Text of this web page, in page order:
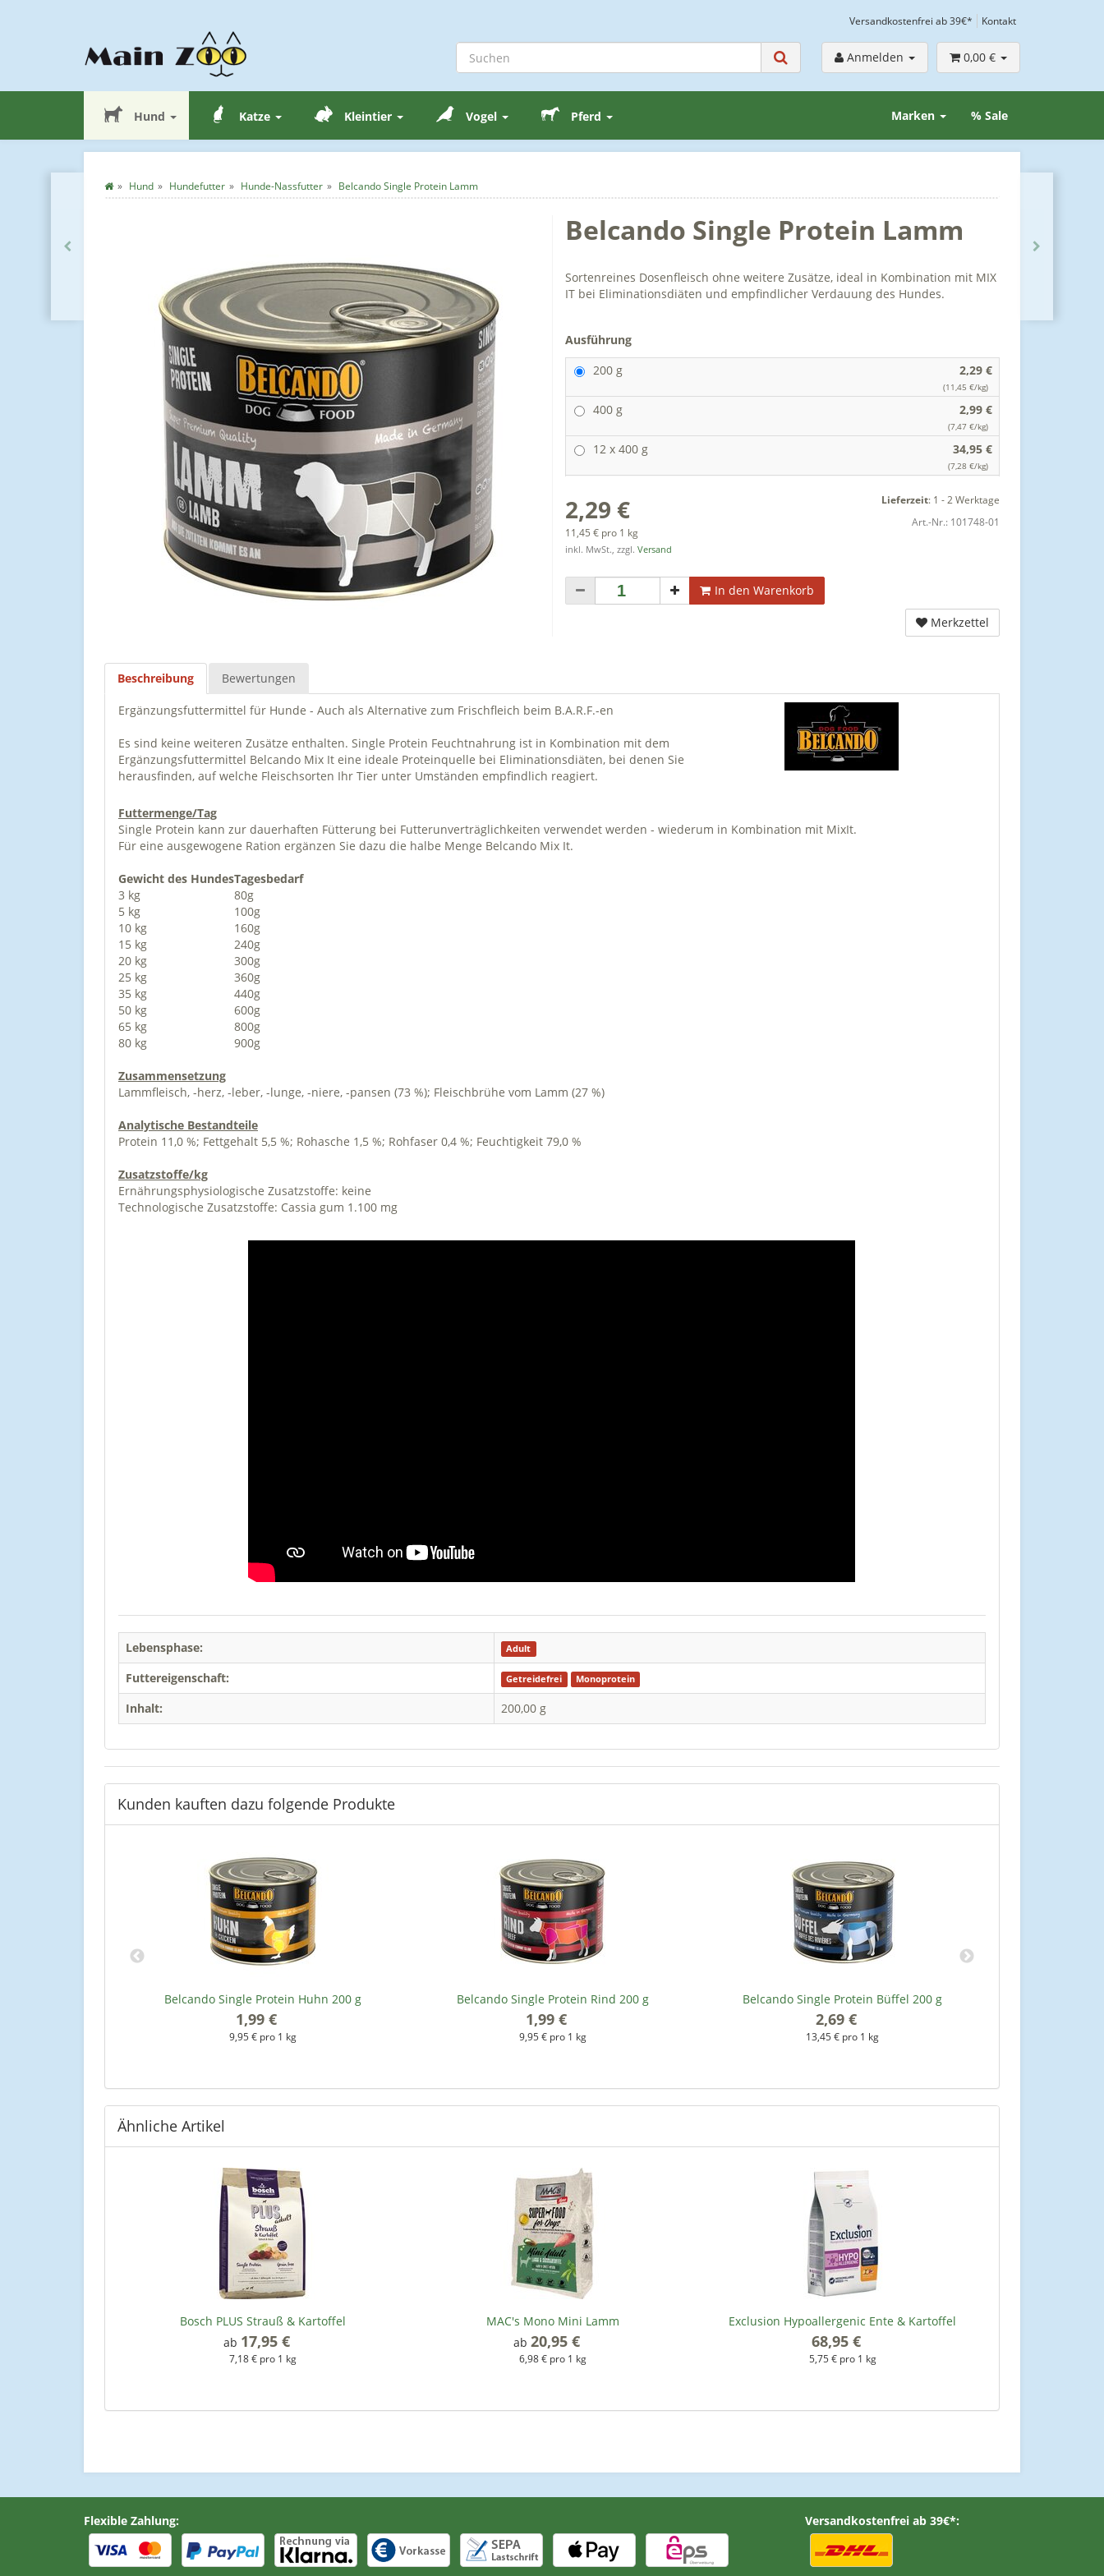
Versandkostenfrei ab 39€* Kontakt
Anmelden 0,00 €
Hund Katze Kleintier Vogel Pferd % Sale
Marken
Hund Hundefutter Hunde-Nassfutter Belcando Single Protein Lamm
Belcando Single Protein Lamm
Sortenreines Dosenfleisch ohne weitere Zusätze, ideal in Kombination mit MIX
IT bei Eliminationsdiäten und empfindlicher Verdauung des Hundes.
Ausführung
200 g
2,29 €
(11,45 €/kg)
400 g 2,99 €
(7,47 €/kg)
12 x 400 g 34,95 €
(7,28 €/kg)
2,29 €
11,45 € pro 1 kg
inkl. MwSt., zzgl. Versand
Lieferzeit: 1 - 2 Werktage
Art.-Nr.: 101748-01
In den Warenkorb
Merkzettel
Beschreibung Bewertungen
Ergänzungsfuttermittel für Hunde - Auch als Alternative zum Frischfleich beim B.A.R.F.-en
Es sind keine weiteren Zusätze enthalten. Single Protein Feuchtnahrung ist in Kombination mit dem
Ergänzungsfuttermittel Belcando Mix It eine ideale Proteinquelle bei Eliminationsdiäten, bei denen Sie
herausfinden, auf welche Fleischsorten Ihr Tier unter Umständen empfindlich reagiert.
Futtermenge/Tag
Single Protein kann zur dauerhaften Fütterung bei Futterunverträglichkeiten verwendet werden - wiederum in Kombination mit MixIt.
Für eine ausgewogene Ration ergänzen Sie dazu die halbe Menge Belcando Mix It.
Gewicht des HundesTagesbedarf
3 kg
80g
5 kg
100g
10 kg
160g
15 kg
240g
20 kg
300g
25 kg
360g
35 kg
440g
50 kg
600g
65 kg
800g
80 kg
900g
Zusammensetzung
Lammfleisch, -herz, -leber, -lunge, -niere, -pansen (73 %); Fleischbrühe vom Lamm (27 %)
Analytische Bestandteile
Protein 11,0 %; Fettgehalt 5,5 %; Rohasche 1,5 %; Rohfaser 0,4 %; Feuchtigkeit 79,0 %
Zusatzstoffe/kg
Ernährungsphysiologische Zusatzstoffe: keine
Technologische Zusatzstoffe: Cassia gum 1.100 mg
Lebensphase: Adult
Futtereigenschaft: Getreidefrei Monoprotein
Inhalt: 200,00 g
Kunden kauften dazu folgende Produkte
Belcando Single Protein Huhn 200 g
1,99 €
9,95 € pro 1 kg
Belcando Single Protein Rind 200 g
1,99 €
9,95 € pro 1 kg
Belcando Single Protein Büffel 200 g
2,69 €
13,45 € pro 1 kg
Ähnliche Artikel
Bosch PLUS Strauß & Kartoffel
ab 17,95 €
7,18 € pro 1 kg
MAC's Mono Mini Lamm
ab 20,95 €
6,98 € pro 1 kg
Exclusion Hypoallergenic Ente & Kartoffel
68,95 €
5,75 € pro 1 kg
Flexible Zahlung: Versandkostenfrei ab 39€*: